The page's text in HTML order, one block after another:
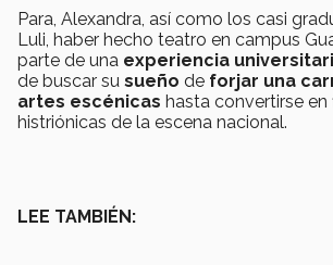
Para, Alexandra, así como los casi
Luli, haber hecho teatro en campus
parte de una experiencia
de buscar su sueño de forjar una
artes escénicas hasta convertirse en
histriónicas de la escena nacional.
LEE TAMBIÉN: